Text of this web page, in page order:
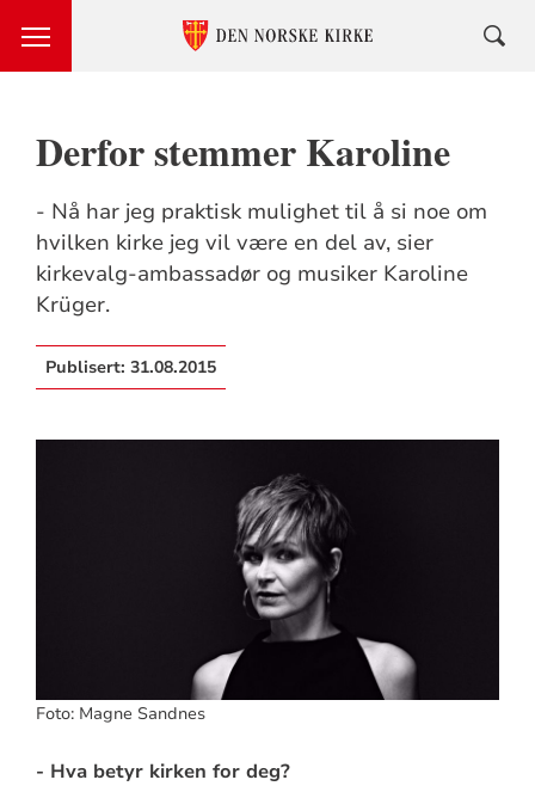
Derfor stemmer Karoline
- Nå har jeg praktisk mulighet til å si noe om
hvilken kirke jeg vil være en del av, sier
kirkevalg-ambassadør og musiker Karoline
Krüger.
Publisert: 31.08.2015
Foto: Magne Sandnes
- Hva betyr kirken for deg?